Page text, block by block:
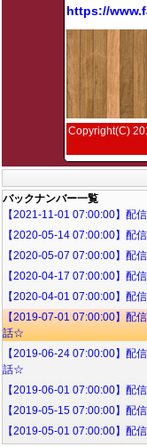
https://
Copyright(C)
バックナンバー一覧
【2021-11-01 07:00:00】配
【2020-05-14 07:00:00】配
【2020-05-07 07:00:00】配
【2020-04-17 07:00:00】配
【2020-04-01 07:00:00】配
【2019-07-01 07:00:00】配
話☆
【2019-06-24 07:00:00】配
話☆
【2019-06-01 07:00:00】配
【2019-05-15 07:00:00】配
【2019-05-01 07:00:00】配